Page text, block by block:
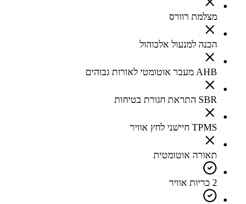
מצלמת רוורס
הכנה למנעול אלכוהול
AHB מעבר אוטומטי לאורות גבוהים
SBR התראת חגורת בטיחות
TPMS חיישני לחץ אוויר
תאורה אוטומטית
2 כריות אוויר